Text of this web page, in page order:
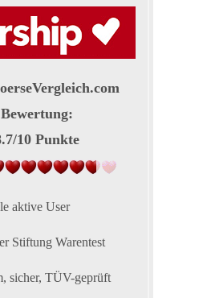
Bewertung:
/10Punkte
aktive User
Stiftung Warentest
sicher, TÜV-geprüft